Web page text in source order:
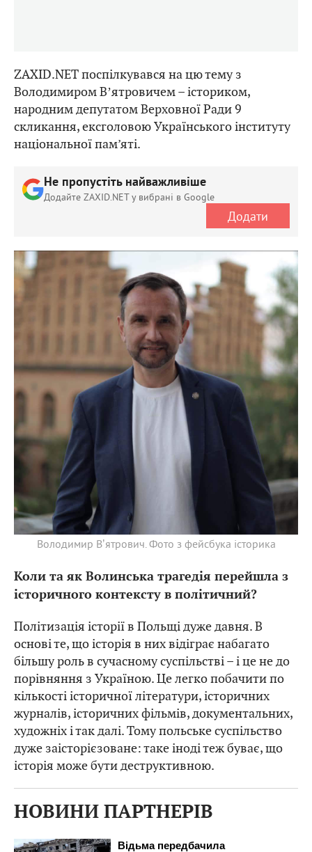
ZAXID.NET поспілкувався на цю тему з
Володимиром Вʼятровичем – істориком,
народним депутатом Верховної Ради 9
скликання, ексголовою Українського інституту
національної пам’яті.
Не пропустіть найважливіше
Додайте ZAXID.NET у вибрані в Google
Додати
Володимир Вʼятрович. Фото з фейсбука історика
Коли та як Волинська трагедія перейшла з
історичного контексту в політичний?
Політизація історії в Польщі дуже давня. В
основі те, що історія в них відіграє набагато
більшу роль в сучасному суспільстві – і це не до
порівняння з Україною. Це легко побачити по
кількості історичної літератури, історичних
журналів, історичних фільмів, документальних,
художніх і так далі. Тому польське суспільство
дуже заісторієзоване: таке іноді теж буває, що
історія може бути деструктивною.
НОВИНИ ПАРТНЕРІВ